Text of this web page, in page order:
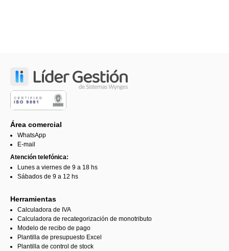
Área comercial
WhatsApp
E-mail
Atención telefónica:
Lunes a viernes de 9 a 18 hs
Sábados de 9 a 12 hs
Herramientas
Calculadora de IVA
Calculadora de recategorización de monotributo
Modelo de recibo de pago
Plantilla de presupuesto Excel
Plantilla de control de stock